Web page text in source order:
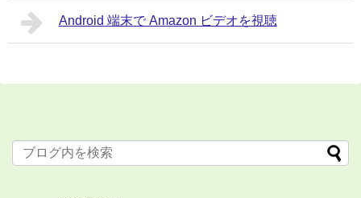
Android 端末で Amazon ビデオを視聴